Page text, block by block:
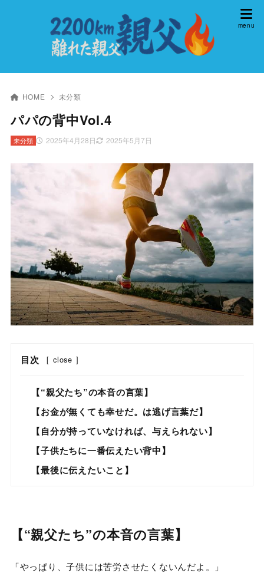
HOME 未分類
パパの背中Vol.4
2025年4月28日 2025年5月7日
未分類
目次 [ close ]
【“親父たち”の本音の言葉】
【お金が無くても幸せだ。は逃げ言葉だ】
【自分が持っていなければ、与えられない】
【子供たちに一番伝えたい背中】
【最後に伝えたいこと】
【“親父たち”の本音の言葉】
「やっぱり、子供には苦労させたくないんだよ。」